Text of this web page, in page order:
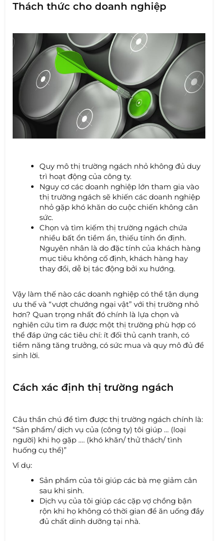
Thách thức cho doanh nghiệp
Quy mô thị trường ngách nhỏ không đủ duy
trì hoạt động của công ty.
Nguy cơ các doanh nghiệp lớn tham gia vào
thị trường ngách sẽ khiến các doanh nghiệp
nhỏ gặp khó khăn do cuộc chiến không cân
sức.
Chọn và tìm kiếm thị trường ngách chứa
nhiều bất ổn tiềm ẩn, thiếu tính ổn định.
Nguyên nhân là do đặc tính của khách hàng
mục tiêu không cố định, khách hàng hay
thay đổi, dễ bị tác động bởi xu hướng.
Vậy làm thế nào các doanh nghiệp có thể tận dụng
ưu thế và “vượt chướng ngại vật” với thị trường nhỏ
hơn? Quan trọng nhất đó chính là lựa chọn và
nghiên cứu tìm ra được một thị trường phù hợp có
thể đáp ứng các tiêu chí: ít đối thủ cạnh tranh, có
tiềm năng tăng trưởng, có sức mua và quy mô đủ để
sinh lời.
Cách xác định thị trường ngách
Câu thần chú để tìm được thị trường ngách chính là:
“Sản phẩm/ dịch vụ của (công ty) tôi giúp … (loại
người) khi họ gặp …. (khó khăn/ thử thách/ tình
huống cụ thể)”
Ví dụ:
Sản phẩm của tôi giúp các bà mẹ giảm cân
sau khi sinh.
Dịch vụ của tôi giúp các cặp vợ chồng bận
rộn khi họ không có thời gian để ăn uống đầy
đủ chất dinh dưỡng tại nhà.